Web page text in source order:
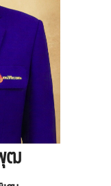
ฒ